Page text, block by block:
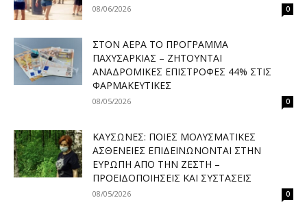
08/06/2026 0
ΣΤΟΝ ΑΈΡΑ ΤΟ ΠΡΌΓΡΑΜΜΑ
ΠΑΧΥΣΑΡΚΊΑΣ – ΖΗΤΟΎΝΤΑΙ
ΑΝΑΔΡΟΜΙΚΈΣ ΕΠΙΣΤΡΟΦΈΣ 44% ΣΤΙΣ
ΦΑΡΜΑΚΕΥΤΙΚΈΣ
08/05/2026 0
ΚΑΎΣΩΝΕΣ: ΠΟΙΕΣ ΜΟΛΥΣΜΑΤΙΚΈΣ
ΑΣΘΈΝΕΙΕΣ ΕΠΙΔΕΙΝΏΝΟΝΤΑΙ ΣΤΗΝ
ΕΥΡΏΠΗ ΑΠΌ ΤΗΝ ΖΈΣΤΗ –
ΠΡΟΕΙΔΟΠΟΙΉΣΕΙΣ ΚΑΙ ΣΥΣΤΆΣΕΙΣ
08/05/2026 0